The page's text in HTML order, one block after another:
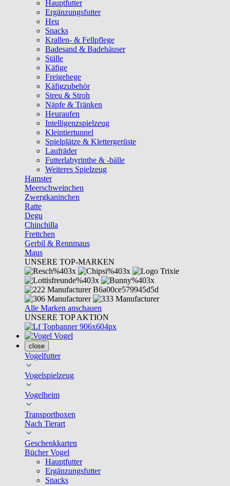
Hauptfutter
Ergänzungsfutter
Heu
Snacks
Krallen- & Fellpflege
Badesand & Badehäuser
Ställe
Käfige
Freigehege
Käfigzubehör
Streu & Stroh
Näpfe & Tränken
Heuraufen
Intelligenzspielzeug
Kleintiertunnel
Spielplätze & Klettergerüste
Laufräder
Futterlabyrinthe & -bälle
Weiteres Spielzeug
Hamster
Meerschweinchen
Zwergkaninchen
Ratte
Degu
Chinchilla
Frettchen
Gerbil & Rennmaus
Maus
UNSERE TOP-MARKEN
Alle Marken anschauen
UNSERE TOP AKTION
Vogel
close
Vogelfutter
Vogelspielzeug
Vogelheim
Transportboxen
Nach Tierart
Geschenkkarten
Bücher Vogel
Hauptfutter
Ergänzungsfutter
Snacks